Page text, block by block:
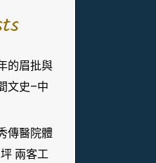
的眉批與
文史–中
傳醫院體
兩客工